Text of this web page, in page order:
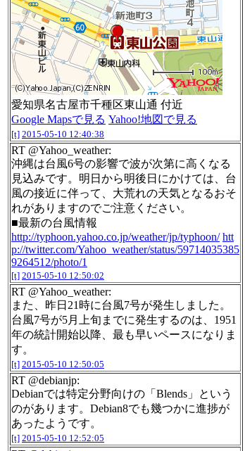
愛知県名古屋市千種区東山通 付近
Google Mapsで見る Yahoo!地図で見る
[t] 2015-05-10 12:40:38
RT @Yahoo_weather:
沖縄は台風6号の影響で波が次第に高くなる
見込みです。明日から明後日にかけては、台
風の接近に伴って、大荒れの天気となるおそ
れがありますのでご注意ください。
■最新の台風情報
http://typhoon.yahoo.co.jp/weather/jp/typhoon/ htt
p://twitter.com/Yahoo_weather/status/59714035385
9264512/photo/1
[t] 2015-05-10 12:50:02
RT @Yahoo_weather:
また、昨日21時に台風7号が発生しました。
台風7号が5月上旬までに発生するのは、1951
年の統計開始以降、最も早いペースになりま
す。
[t] 2015-05-10 12:50:05
RT @debianjp:
Debianでは特定分野向けの「Blends」という
のがあります。Debian8でも幾つかに進捗が
あったようです。
[t] 2015-05-10 12:52:05